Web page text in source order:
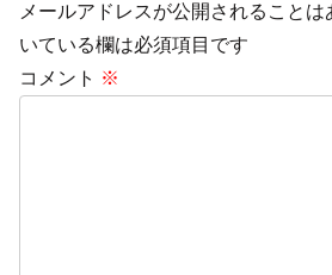
メールアドレスが公開されることは
いている欄は必須項目です
コメント ※